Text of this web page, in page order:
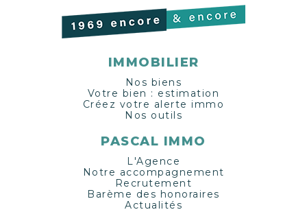
IMMOBILIER
Nos biens
Votre bien : estimation
Créez votre alerte immo
Nos outils
PASCAL IMMO
L'Agence
Notre accompagnement
Recrutement
Barème des honoraires
Actualités